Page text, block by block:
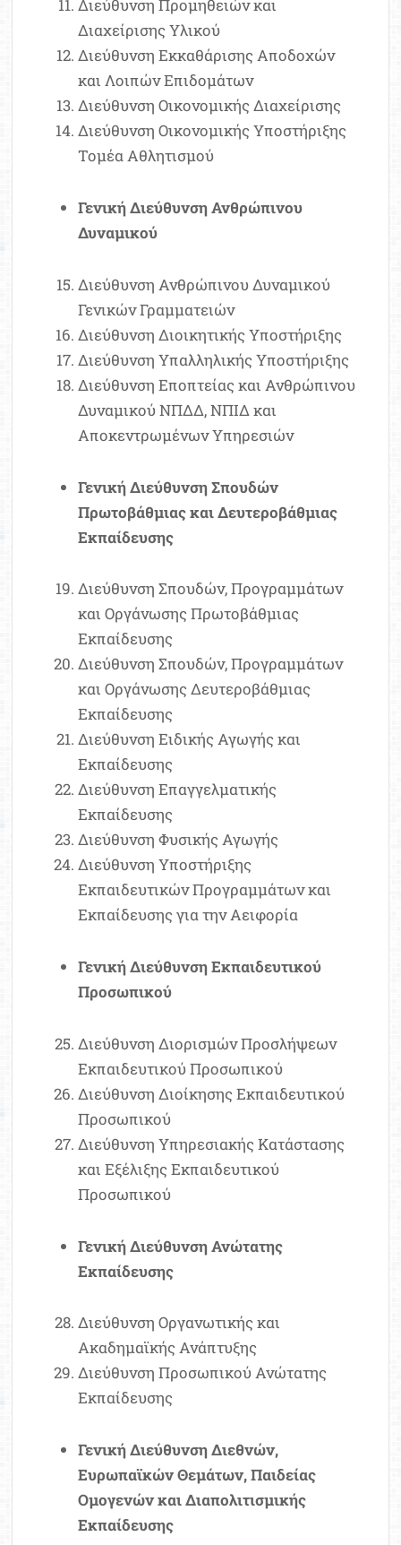
Διεύθυνση Προμηθειών και
Διαχείρισης Υλικού
Διεύθυνση Εκκαθάρισης Αποδοχών
και Λοιπών Επιδομάτων
Διεύθυνση Οικονομικής Διαχείρισης
Διεύθυνση Οικονομικής Υποστήριξης
Τομέα Αθλητισμού
Γενική Διεύθυνση Ανθρώπινου
Δυναμικού
Διεύθυνση Ανθρώπινου Δυναμικού
Γενικών Γραμματειών
Διεύθυνση Διοικητικής Υποστήριξης
Διεύθυνση Υπαλληλικής Υποστήριξης
Διεύθυνση Εποπτείας και Ανθρώπινου
Δυναμικού ΝΠΔΔ, ΝΠΙΔ και
Αποκεντρωμένων Υπηρεσιών
Γενική Διεύθυνση Σπουδών
Πρωτοβάθμιας και Δευτεροβάθμιας
Εκπαίδευσης
Διεύθυνση Σπουδών, Προγραμμάτων
και Οργάνωσης Πρωτοβάθμιας
Εκπαίδευσης
Διεύθυνση Σπουδών, Προγραμμάτων
και Οργάνωσης Δευτεροβάθμιας
Εκπαίδευσης
Διεύθυνση Ειδικής Αγωγής και
Εκπαίδευσης
Διεύθυνση Επαγγελματικής
Εκπαίδευσης
Διεύθυνση Φυσικής Αγωγής
Διεύθυνση Υποστήριξης
Εκπαιδευτικών Προγραμμάτων και
Εκπαίδευσης για την Αειφορία
Γενική Διεύθυνση Εκπαιδευτικού
Προσωπικού
Διεύθυνση Διορισμών Προσλήψεων
Εκπαιδευτικού Προσωπικού
Διεύθυνση Διοίκησης Εκπαιδευτικού
Προσωπικού
Διεύθυνση Υπηρεσιακής Κατάστασης
και Εξέλιξης Εκπαιδευτικού
Προσωπικού
Γενική Διεύθυνση Ανώτατης
Εκπαίδευσης
Διεύθυνση Οργανωτικής και
Ακαδημαϊκής Ανάπτυξης
Διεύθυνση Προσωπικού Ανώτατης
Εκπαίδευσης
Γενική Διεύθυνση Διεθνών,
Ευρωπαϊκών Θεμάτων, Παιδείας
Ομογενών και Διαπολιτισμικής
Εκπαίδευσης